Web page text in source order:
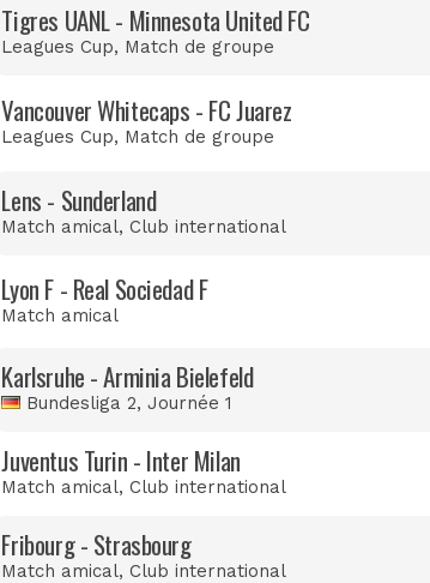
Tigres UANL - Minnesota United FC
Leagues Cup, Match de groupe
Vancouver Whitecaps - FC Juarez
Leagues Cup, Match de groupe
Lens - Sunderland
Match amical, Club international
Lyon F - Real Sociedad F
Match amical
Karlsruhe - Arminia Bielefeld
Bundesliga 2, Journée 1
Juventus Turin - Inter Milan
Match amical, Club international
Fribourg - Strasbourg
Match amical, Club international